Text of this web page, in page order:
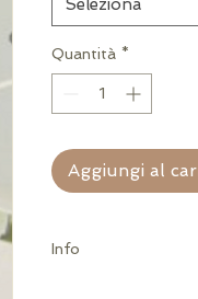
Seleziona
Quantità *
Aggiungi al
Info